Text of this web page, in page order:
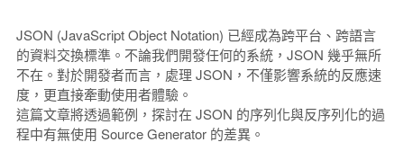
JSON (JavaScript Object Notation) 已經成為跨平台、跨語言
的資料交換標準。不論我們開發任何的系統，JSON 幾乎無所
不在。對於開發者而言，處理 JSON，不僅影響系統的反應速
度，更直接牽動使用者體驗。
這篇文章將透過範例，探討在 JSON 的序列化與反序列化的過
程中有無使用 Source Generator 的差異。